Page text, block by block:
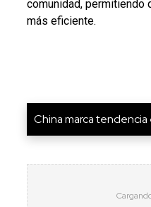
comunidad, permitiendo
más eficiente.
China marca tendencia